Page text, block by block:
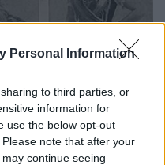
Personal Information
to third parties, or
information for
use the below opt-out
note that after your
continue seeing